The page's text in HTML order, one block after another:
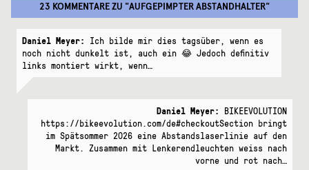
23 KOMMENTAREZU "AUFGEPIMPTER ABSTANDHALTER"
Daniel Meyer: Ich bilde mir dies tagsüber, wenn es
noch nicht dunkelt ist, auch ein 😂 Jedoch definitiv
links montiert wirkt, wenn…
Daniel Meyer: BIKEEVOLUTION
https://bikeevolution.com/de#checkoutSection bringt
im Spätsommer 2026 eine Abstandslaserlinie auf den
Markt. Zusammen mit Lenkerendleuchten weiss nach
vorne und rot nach…